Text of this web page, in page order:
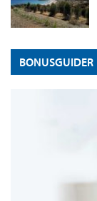
BONUSGUIDER